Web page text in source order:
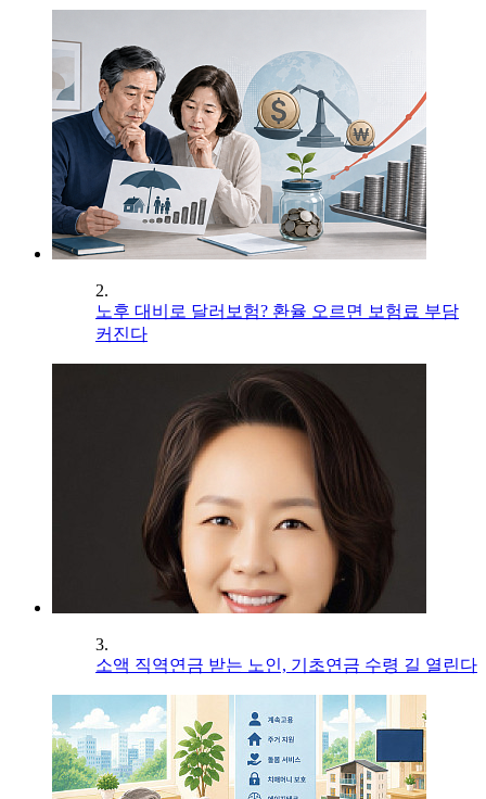
2.
노후 대비로 달러보험? 환율 오르면 보험료 부담
커진다
3.
소액 직역연금 받는 노인, 기초연금 수령 길 열린다